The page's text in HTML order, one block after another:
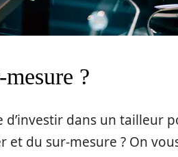
?
d’investir dans un tailleur
et du sur-mesure ? On